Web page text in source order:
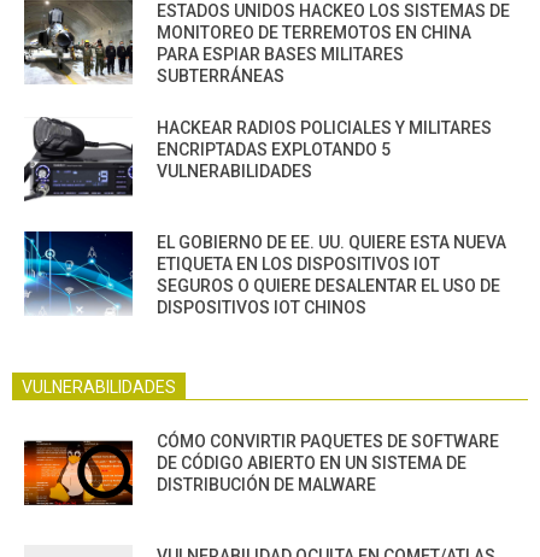
ESTADOS UNIDOS HACKEO LOS SISTEMAS DE
MONITOREO DE TERREMOTOS EN CHINA
PARA ESPIAR BASES MILITARES
SUBTERRÁNEAS
HACKEAR RADIOS POLICIALES Y MILITARES
ENCRIPTADAS EXPLOTANDO 5
VULNERABILIDADES
EL GOBIERNO DE EE. UU. QUIERE ESTA NUEVA
ETIQUETA EN LOS DISPOSITIVOS IOT
SEGUROS O QUIERE DESALENTAR EL USO DE
DISPOSITIVOS IOT CHINOS
VULNERABILIDADES
CÓMO CONVIRTIR PAQUETES DE SOFTWARE
DE CÓDIGO ABIERTO EN UN SISTEMA DE
DISTRIBUCIÓN DE MALWARE